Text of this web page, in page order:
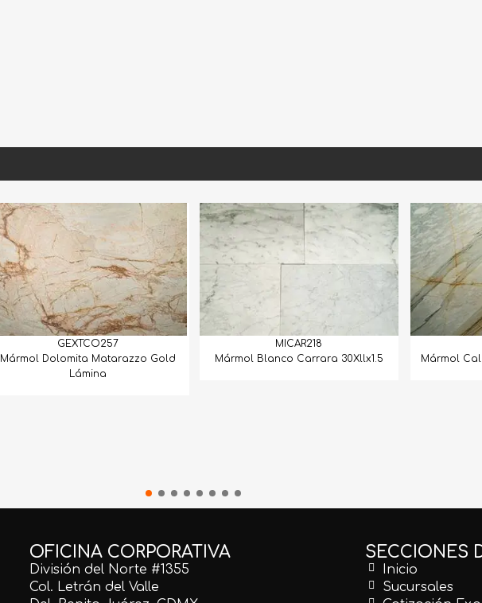
GEXTCO257
Mármol Dolomita Matarazzo Gold
Lámina
MICAR218
Mármol Blanco Carrara 30Xllx1.5
Mármol
OFICINA CORPORATIVA
División del Norte #1355
Col. Letrán del Valle
SECCIONES
Inicio
Sucursales